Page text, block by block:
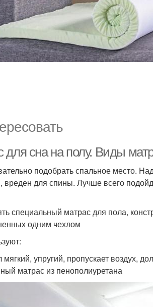
для сна на полу. Виды
подобрать спальное место.
вреден для спины. Лучше всего
специальный матрас для пола,
одним чехлом
упругий, пропускает воздух,
матрас из пенополиуретана